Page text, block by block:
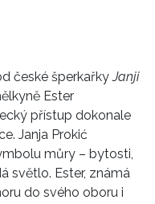
české šperkařkyJanji
Ester
přístup dokonale
Janja Prokić
můry – bytosti,
světlo. Ester, známá
do svého oboru i